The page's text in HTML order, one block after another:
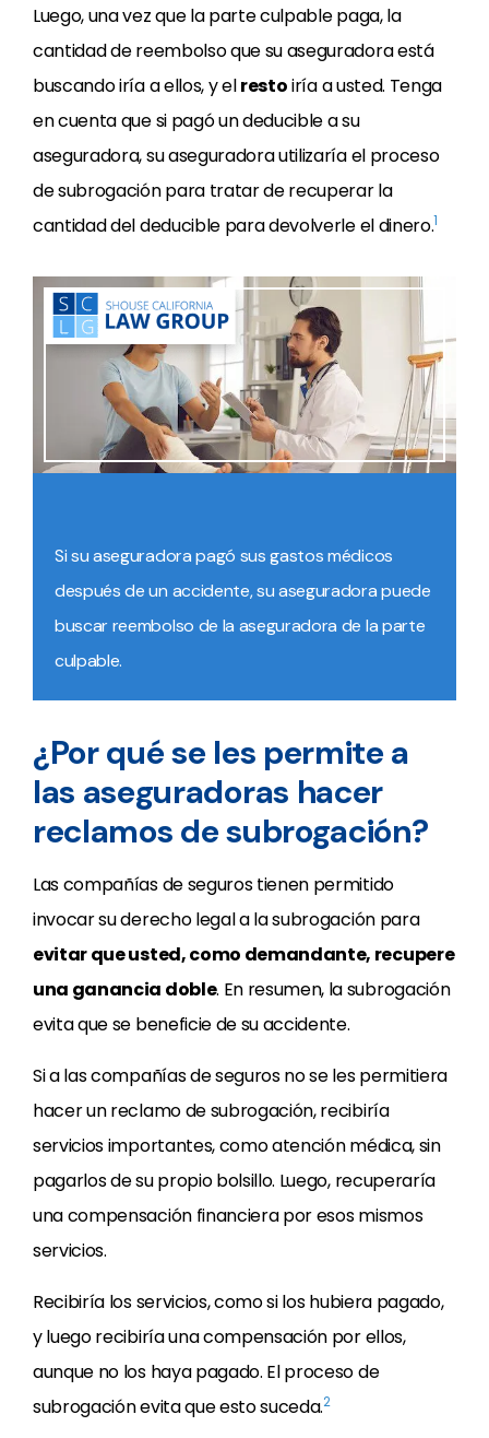
Luego, una vez que la parte culpable paga, la
cantidad de reembolso que su aseguradora está
buscando iría a ellos, y elrestoiría a usted. Tenga
en cuenta que si pagó un deducible a su
aseguradora, su aseguradora utilizaría el proceso
de subrogación para tratar de recuperar la
cantidad del deducible para devolverle el dinero.1
Si su aseguradora pagó sus gastos médicos
después de un accidente, su aseguradora puede
buscar reembolso de la aseguradora de la parte
culpable.
¿Por qué se les permite a
las aseguradoras hacer
reclamos de subrogación?
Las compañías de seguros tienen permitido
invocar su derecho legal a la subrogación para
evitar que usted, como demandante, recupere
una ganancia doble. En resumen, la subrogación
evita que se beneficie de su accidente.
Si a las compañías de seguros no se les permitiera
hacer un reclamo de subrogación, recibiría
servicios importantes, como atención médica, sin
pagarlos de su propio bolsillo. Luego, recuperaría
una compensación financiera por esos mismos
servicios.
Recibiría los servicios, como si los hubiera pagado,
y luego recibiría una compensación por ellos,
aunque no los haya pagado. El proceso de
subrogación evita que esto suceda.2